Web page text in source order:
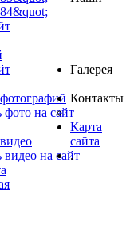
Галерея
фото на сайт
на сайт
Контакты
Карта
сайта
.